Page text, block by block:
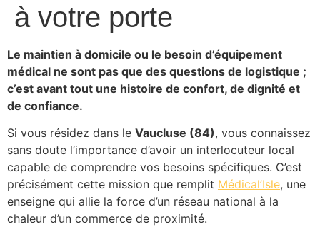
à votre porte
Le maintien à domicile ou le besoin d’équipement
médical ne sont pas que des questions de logistique ;
c’est avant tout une histoire de confort, de dignité et
de confiance.
Si vous résidez dans le Vaucluse (84), vous connaissez
sans doute l’importance d’avoir un interlocuteur local
capable de comprendre vos besoins spécifiques. C’est
précisément cette mission que remplit Médical’Isle, une
enseigne qui allie la force d’un réseau national à la
chaleur d’un commerce de proximité.